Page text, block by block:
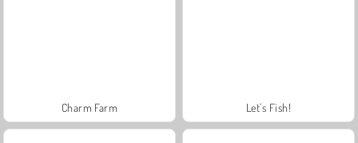
Charm Farm Let's Fish!